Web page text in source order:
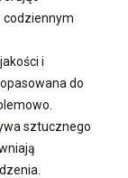
codziennym
i
do
sztucznego